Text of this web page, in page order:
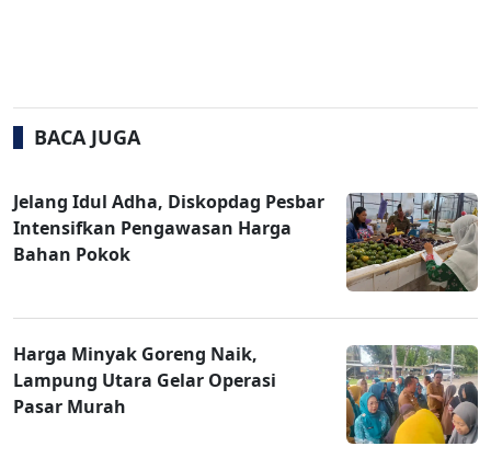
BACA JUGA
Jelang Idul Adha, Diskopdag Pesbar
Intensifkan Pengawasan Harga
Bahan Pokok
Harga Minyak Goreng Naik,
Lampung Utara Gelar Operasi
Pasar Murah